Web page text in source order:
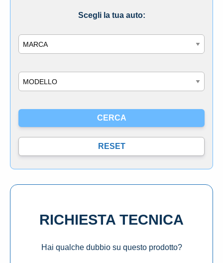
Scegli la tua auto:
RICHIESTA TECNICA
Hai qualche dubbio su questo prodotto?